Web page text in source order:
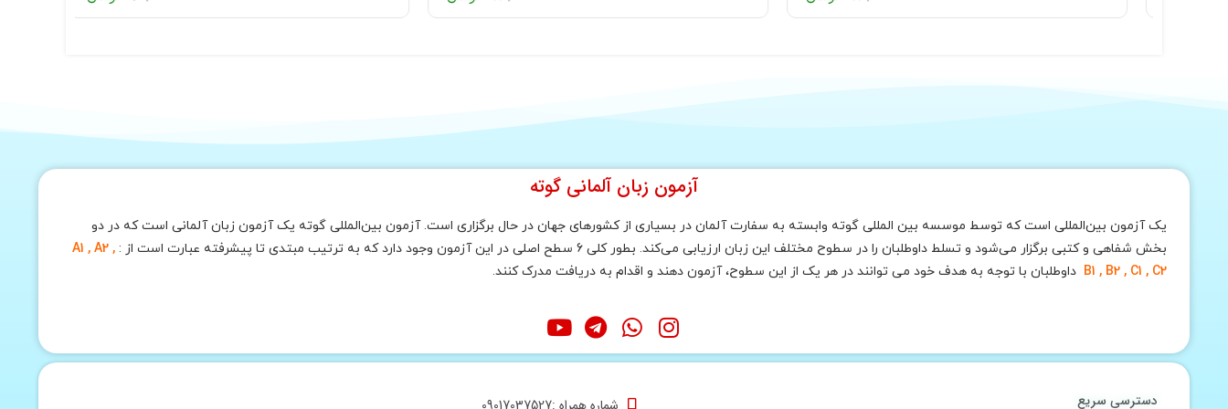
آزمون زبان آلمانی گوته
یک آزمون بین‌المللی است که توسط موسسه بین المللی گوته وابسته به سفارت آلمان در بسیاری از کشورهای جهان در حال برگزاری است. آزمون بین‌المللی گوته یک آزمون زبان آلمانی است که در دو
بخش شفاهی و کتبی برگزار می‌شود و تسلط داوطلبان را در سطوح مختلف این زبان ارزیابی می‌کند. بطور کلی 6 سطح اصلی در این آزمون وجود دارد که به ترتیب مبتدی تا پیشرفته عبارت است از :
A1 , A2 ,
B1 , B2 , C1 , C2 داوطلبان با توجه به هدف خود می توانند در هر یک از این سطوح، آزمون دهند و اقدام به دریافت مدرک کنند.
دسترسی سریع